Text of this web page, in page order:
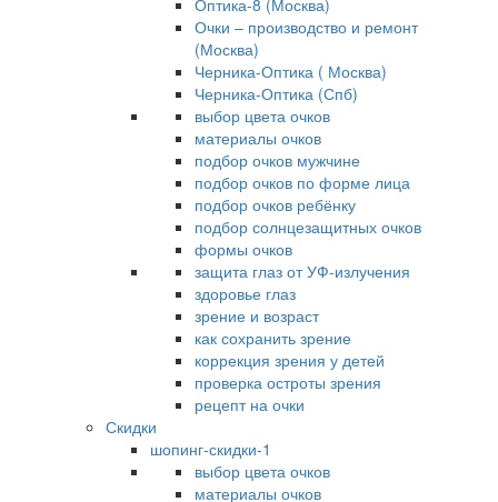
Оптика-8 (Москва)
Очки – производство и ремонт
(Москва)
Черника-Оптика ( Москва)
Черника-Оптика (Спб)
выбор цвета очков
материалы очков
подбор очков мужчине
подбор очков по форме лица
подбор очков ребёнку
подбор солнцезащитных очков
формы очков
защита глаз от УФ-излучения
здоровье глаз
зрение и возраст
как сохранить зрение
коррекция зрения у детей
проверка остроты зрения
рецепт на очки
Скидки
шопинг-скидки-1
выбор цвета очков
материалы очков